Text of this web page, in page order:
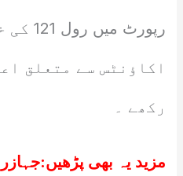
رپورٹ
اکاؤنٹس سے متعلق
رکھے ۔
مزید یہ بھی پڑھیں: